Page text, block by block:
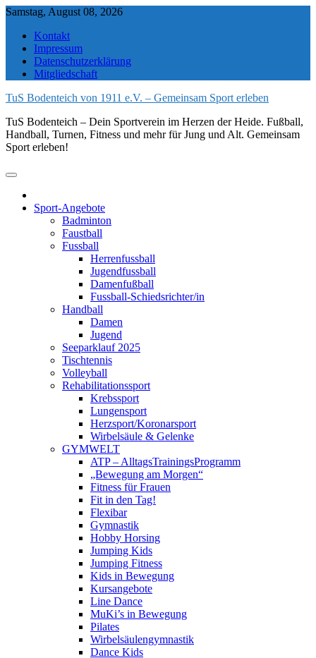
Skip
content
Samstag, August 08, 2026
Kontakt
Impressum
Datenschutzerklärung
Mitgliedschaft
TuS Bodenteich von 1911 e.V. – Gemeinsam Sport erleben
TuS Bodenteich – Dein Sportverein im Herzen der Heide. Fußball,
Handball, Turnen, Fitness und mehr für Jung und Alt. Gemeinsam
Sport erleben!
Sport-Angebote
Badminton
Faustball
Fussball
Herrenfussball
Jugendfussball
Damenfußball
Fussball-Schiedsrichter/in
Handball
Damen
Jugend
Seeparklauf 2025
Tischtennis
Volleyball
Rehabilitationssport
Krebssport
Lungensport
Herzsport/Koronarsport
Wirbelsäule & Gelenke
GYMWELT
ATP – AlltagsTrainingsProgramm
„Bewegung am Morgen“
Fitness für Frauen
Fit in den Tag!
Flexibar
Gymnastik
Hobby Horsing
Jumping Kids
Jumping Fitness
Kids in Bewegung
Kursangebote
Line Dance
MuKi’s in Bewegung
Pilates
Wirbelsäulengymnastik
Dance Kids